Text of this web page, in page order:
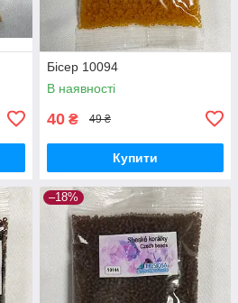
Бісер 10094
В наявності
40 ₴ 49 ₴
Купити
–18%